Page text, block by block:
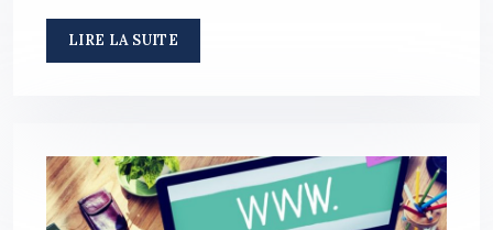
LIRE LA SUITE